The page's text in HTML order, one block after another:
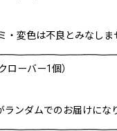
変色は不良とみなし
ーバー1個）
ランダムでのお届けに